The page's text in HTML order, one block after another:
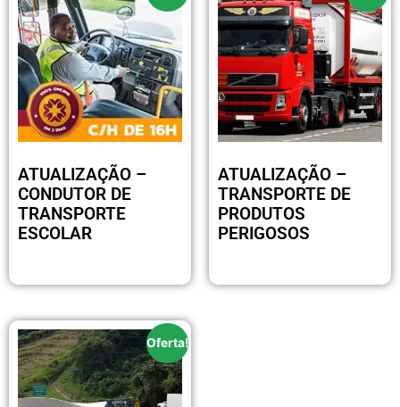
ATUALIZAÇÃO –
CONDUTOR DE
TRANSPORTE
ESCOLAR
ATUALIZAÇÃO –
TRANSPORTE DE
PRODUTOS
PERIGOSOS
Oferta!